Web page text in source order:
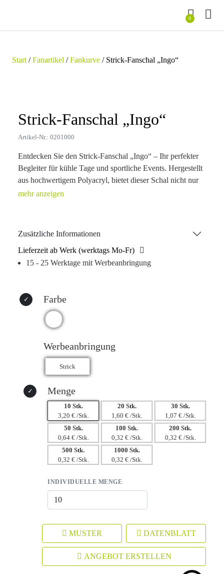
0
Start /Fanartikel /Fankurve / Strick-Fanschal „Ingo“
Strick-Fanschal „Ingo“
Artikel-Nr.: 0201000
Entdecken Sie den Strick-Fanschal „Ingo“ – Ihr perfekter
Begleiter für kühle Tage und sportliche Events. Hergestellt
aus hochwertigem Polyacryl, bietet dieser Schal nicht nur
Wärme, sondern auch eine individuelle Note durch die
einer Mindestmenge von 10 Stück erhältlich und wird in
Kartons zu je 100 Stück geliefert. Setzen Sie ein Statement
Zusätzliche Informationen
Lieferzeit ab Werk (werktags Mo-Fr)
15 - 25 Werktage mit Werbeanbringung
Farbe
Werbeanbringung
Menge
10 Stk.
3,20 € /Stk.
20 Stk.
1,60 € /Stk.
30 Stk.
1,07 € /Stk.
50 Stk.
0,64 € /Stk.
100 Stk.
0,32 € /Stk.
200 Stk.
0,32 € /Stk.
500 Stk.
0,32 € /Stk.
1000 Stk.
0,32 € /Stk.
INDIVIDUELLE MENGE
MUSTER DATENBLATT
ANGEBOT ERSTELLEN